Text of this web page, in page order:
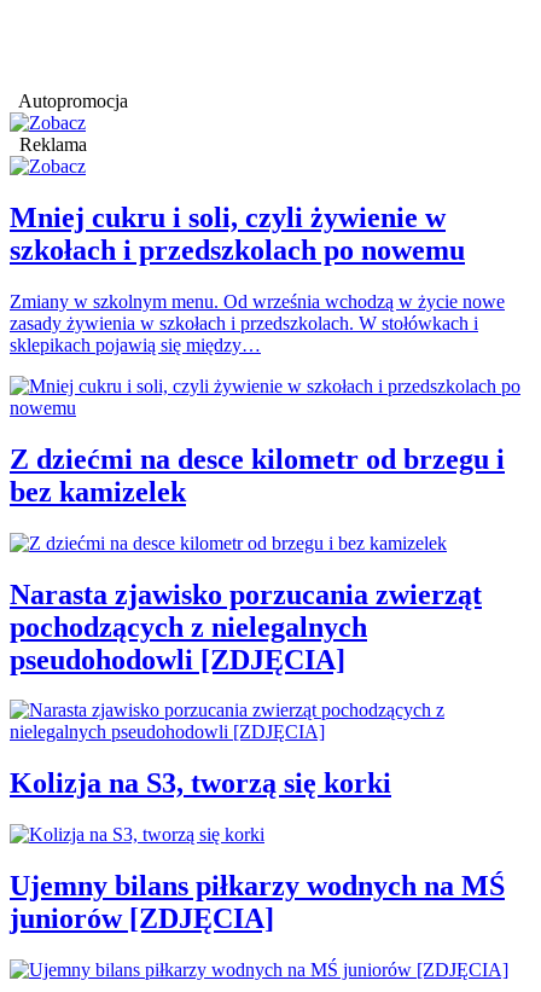
Autopromocja
Reklama
Mniej cukru i soli, czyli żywienie w
szkołach i przedszkolach po nowemu
Zmiany w szkolnym menu. Od września wchodzą w życie nowe
zasady żywienia w szkołach i przedszkolach. W stołówkach i
sklepikach pojawią się między…
Z dziećmi na desce kilometr od brzegu i
bez kamizelek
Narasta zjawisko porzucania zwierząt
pochodzących z nielegalnych
pseudohodowli [ZDJĘCIA]
Kolizja na S3, tworzą się korki
Ujemny bilans piłkarzy wodnych na MŚ
juniorów [ZDJĘCIA]